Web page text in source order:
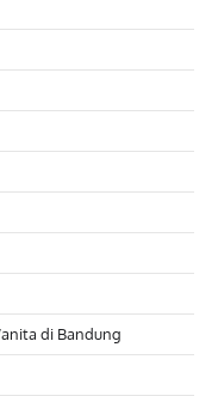
di Bandung